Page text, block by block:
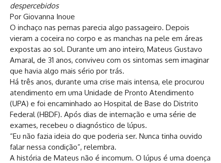
despercebidos
Por Giovanna Inoue
O inchaço nas pernas parecia algo passageiro. Depois
vieram a coceira no corpo e as manchas na pele em áreas
expostas ao sol. Durante um ano inteiro, Mateus Gustavo
Amaral, de 31 anos, conviveu com os sintomas sem imaginar
que havia algo mais sério por trás.
Há três anos, durante uma crise mais intensa, ele procurou
atendimento em uma Unidade de Pronto Atendimento
(UPA) e foi encaminhado ao Hospital de Base do Distrito
Federal (HBDF). Após dias de internação e uma série de
exames, recebeu o diagnóstico de lúpus.
“Eu não fazia ideia do que poderia ser. Nunca tinha ouvido
falar nessa condição”, relembra.
A história de Mateus não é incomum. O lúpus é uma doença